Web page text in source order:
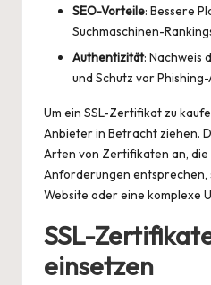
SEO-Vorteile: Bessere
Suchmaschinen-
Authentizität: Nachweis
und Schutz vor
Um ein SSL-Zertifikat zu
Anbieter in Betracht ziehen.
Arten von Zertifikaten an, die
Anforderungen entsprechen,
Website oder eine komplexe
SSL-
einsetzen